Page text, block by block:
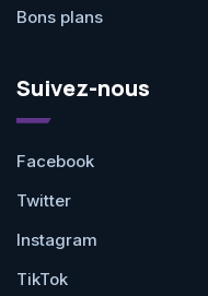
Bons plans
Suivez-nous
Facebook
Twitter
Instagram
TikTok